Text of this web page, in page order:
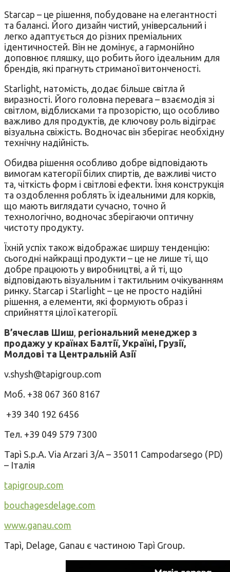
Starcap – це рішення, побудоване на елегантності
та балансі. Його дизайн чистий, універсальний і
легко адаптується до різних преміальних
ідентичностей. Він не домінує, а гармонійно
доповнює пляшку, що робить його ідеальним для
брендів, які прагнуть стриманої витонченості.
Starlight, натомість, додає більше світла й
виразності. Його головна перевага – взаємодія зі
світлом, відблисками та прозорістю, що особливо
важливо для продуктів, де ключову роль відіграє
візуальна свіжість. Водночас він зберігає необхідну
технічну надійність.
Обидва рішення особливо добре відповідають
вимогам категорії білих спиртів, де важливі чисто
та, чіткість форм і світлові ефекти. Їхня конструкція
та оздоблення роблять їх ідеальними для корків,
що мають виглядати сучасно, точно й
технологічно, водночас зберігаючи оптичну
чистоту продукту.
Їхній успіх також відображає ширшу тенденцію:
сьогодні найкращі продукти – це не лише ті, що
добре працюють у виробництві, а й ті, що
відповідають візуальним і тактильним очікуванням
ринку. Starcap і Starlight – це не просто надійні
рішення, а елементи, які формують образ і
сприйняття цілої категорії.
В’ячеслав Шиш регіональний менеджер з
продажу у країнах Балтії, Україні, Грузії,
Молдові та Центральній Азії
v.shysh@tapigroup.com
Моб. +38 067 360 8167
+39 340 192 6456
Тел. +39 049 579 7300
Tapì S.p.A. Via Arzari 3/A – 35011 Campodarsego (PD)
– Італія
tapigroup.com
bouchagesdelage.com
www.ganau.com
Tapì, Delage, Ganau є частиною Tapì Group.